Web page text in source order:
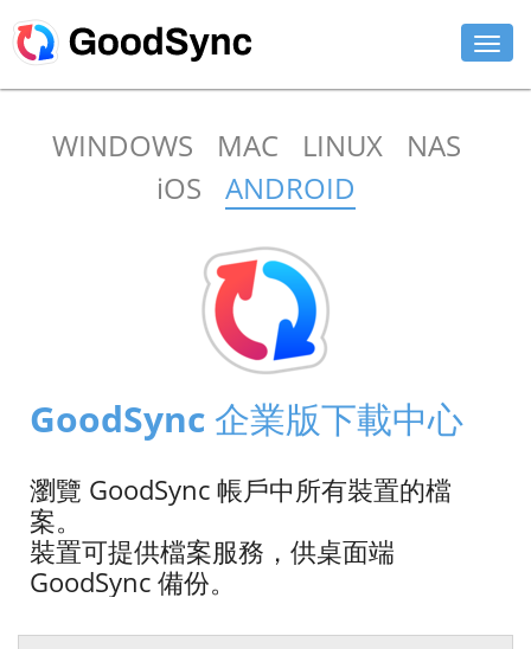
WINDOWS MAC LINUX
NAS
iOS
ANDROID
GoodSync 企業版下載中心
瀏覽 GoodSync 帳戶中所有裝置的檔
案。
裝置可提供檔案服務，供桌面端
GoodSync 備份。